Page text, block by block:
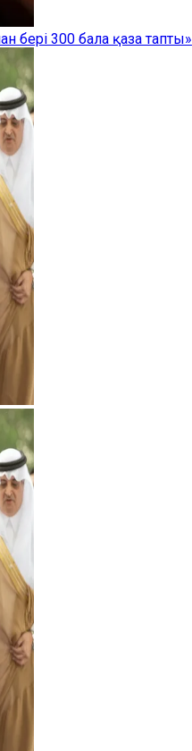
бері 300 бала қаза тапты»